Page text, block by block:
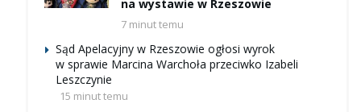
na wystawie w Rzeszowie
7 minut temu
Sąd Apelacyjny w Rzeszowie ogłosi wyrok
w sprawie Marcina Warchoła przeciwko Izabeli
Leszczynie
15 minut temu